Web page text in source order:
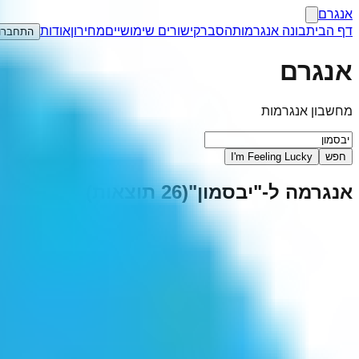
אנגרם
דף הביתבונה אנגרמותהסברקישורים שימושייםמחירוןאודות
אנגרם
מחשבון אנגרמות
חפש I'm Feeling Lucky
אנגרמה ל-"יבסמון"
(
26תוצאות)